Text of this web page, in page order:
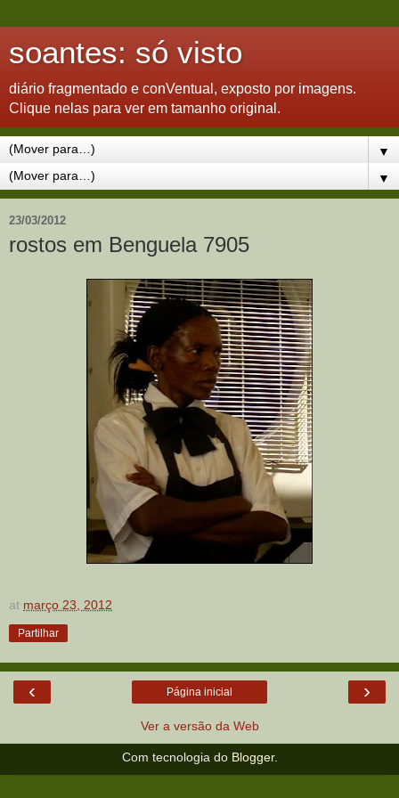
soantes: só visto
diário fragmentado e conVentual, exposto por imagens.
Clique nelas para ver em tamanho original.
▼
▼
23/03/2012
rostos em Benguela 7905
at março 23, 2012
Partilhar
‹ ›
Página inicial
Ver a versão da Web
Com tecnologia do Blogger.